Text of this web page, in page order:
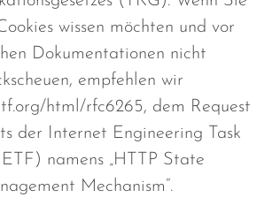
wissen möchten und vor
Dokumentationen nicht
empfehlen wir
html/rfc6265, dem Request
der Internet Engineering Task
namens „HTTP State
Mechanism“.